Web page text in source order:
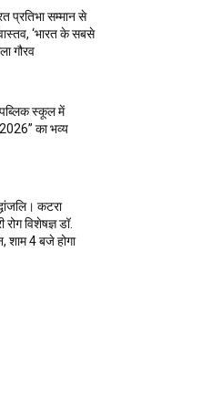
प्रतिभा सम्मान से
‘भारत के सबसे
गौरव
पब्लिक स्कूल में
का भव्य
कटरा
विशेषज्ञ डॉ.
शाम 4 बजे होगा